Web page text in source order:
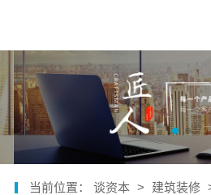
当前位置： 谈资本 > 建筑装修